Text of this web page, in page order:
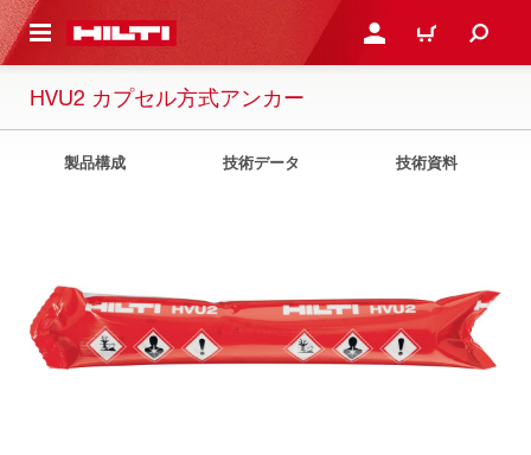
内容を表示 ログイン・新規オンライ
カート
HVU2 カプセル方式アンカー
製品構成 技術データ 技術資料